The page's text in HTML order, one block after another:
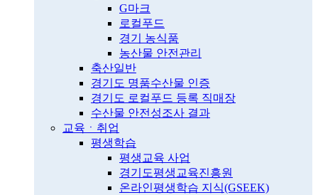
G마크
로컬푸드
경기 농식품
농산물 안전관리
축산일반
경기도 명품수산물 인증
경기도 로컬푸드 등록 직매장
수산물 안전성조사 결과
교육ㆍ취업
평생학습
평생교육 사업
경기도평생교육진흥원
온라인평생학습 지식(GSEEK)